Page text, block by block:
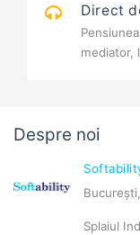
Direct
mediator,
Despre noi
Splaiul